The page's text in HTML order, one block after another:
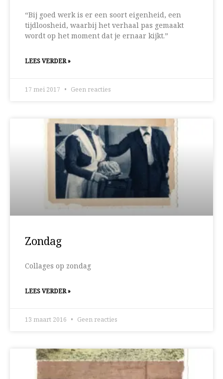
“Bij goed werk is er een soort eigenheid, een
tijdloosheid, waarbij het verhaal pas gemaakt
wordt op het moment dat je ernaar kijkt.”
LEES VERDER »
17 mei 2017 Geen reacties
Zondag
Collages op zondag
LEES VERDER »
13 maart 2016 Geen reacties